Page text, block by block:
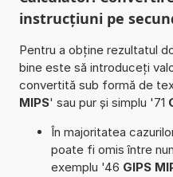
instrucțiuni pe
Pentru a obține rezultatul
bine este să introduceți
convertită sub formă de
MIPS' sau pur și simplu '71
În majoritatea
poate fi omis între
exemplu '46 GIPS